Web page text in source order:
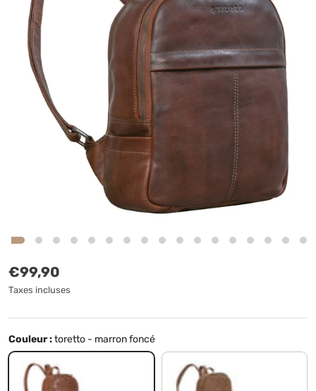
Prix habituel
€99,90
Taxes incluses
Couleur :toretto - marron foncé